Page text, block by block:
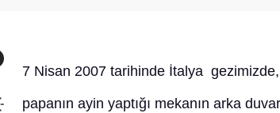
7 Nisan 2007 tarihinde İtalya
papanın ayin yaptığı mekanın arka